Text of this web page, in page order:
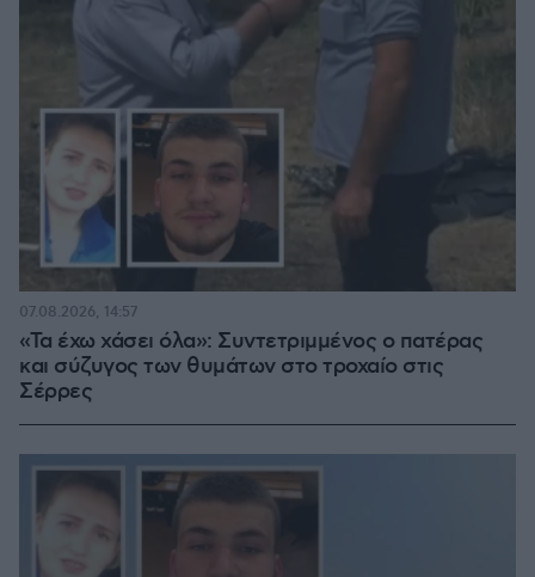
«Τα έχω χάσει όλα»: Συντετριμμένος ο πατέρας
και σύζυγος των θυμάτων στο τροχαίο στις
Σέρρες
07.08.2026, 14:57